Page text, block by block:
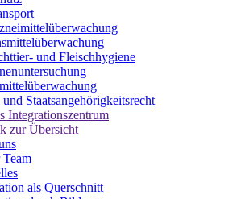
und Fleischhygiene
Staatsangehörigkeitsrecht
Integrationszentrum
zur Übersicht
als Querschnitt